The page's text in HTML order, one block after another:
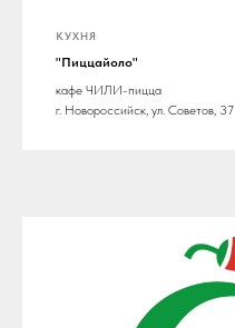
КУХНЯ
"Пиццайоло"
кафе ЧИЛИ-пицца
г. Новороссийск, ул. Советов, 37